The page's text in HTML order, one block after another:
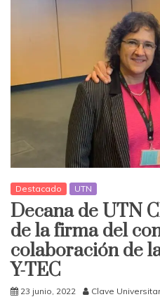
Destacado UTN
Decana de UTN
de la firma del
colaboración de
Y-TEC
23 junio, 2022 Clave